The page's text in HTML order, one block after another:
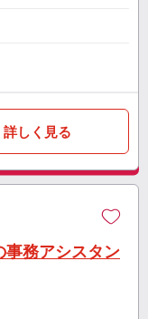
詳しく見る
務アシスタン